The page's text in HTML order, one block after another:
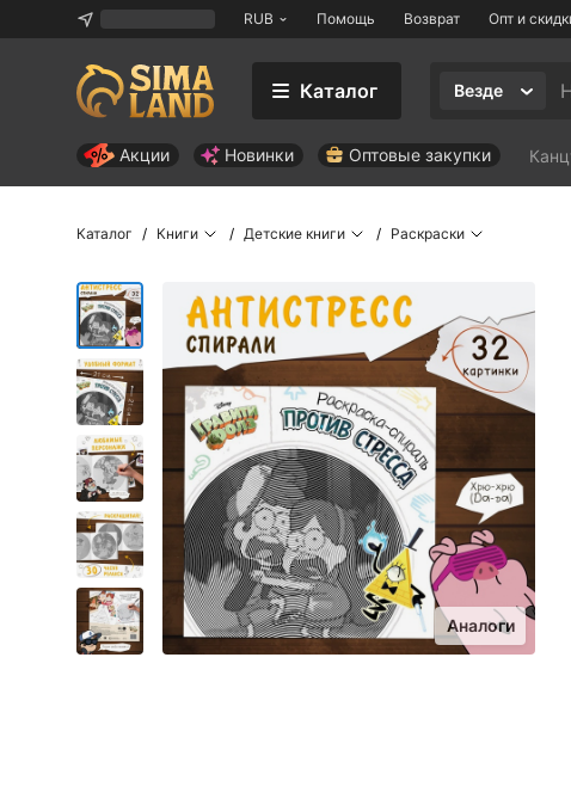
RUB Помощь Возврат Опт и
Каталог
Везде
Акции Новинки Оптовые закупки
Каталог Книги Детские книги Раскраски
Аналоги